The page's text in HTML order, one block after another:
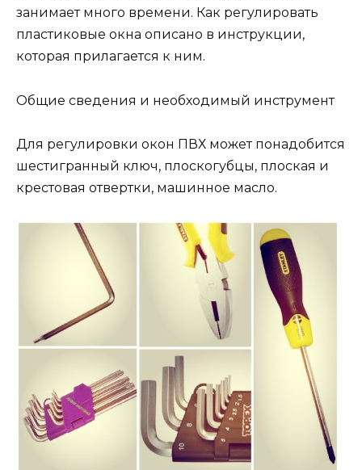
занимает много времени. Как регулировать
пластиковые окна описано в инструкции,
которая прилагается к ним.
Общие сведения и необходимый инструмент
Для регулировки окон ПВХ может понадобится
шестигранный ключ, плоскогубцы, плоская и
крестовая отвертки, машинное масло.